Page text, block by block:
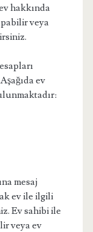
hakkında
veya
ev
mesaj
ev ile ilgili
Ev sahibi ile
veya ev